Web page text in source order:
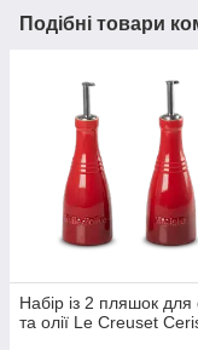
Подібні товари
Набір із 2 пляшок для
та олії Le Creuset